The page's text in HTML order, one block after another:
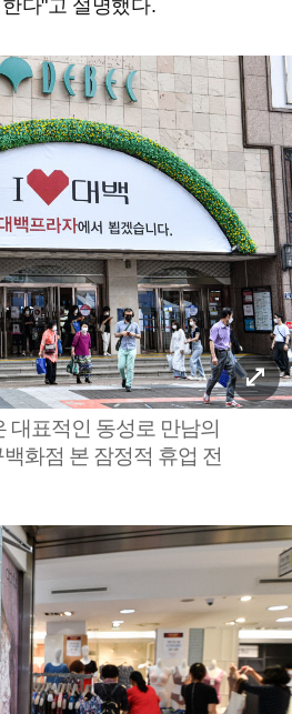
다"고 설명했다.
대표적인 동성로 만남의
화점 본 잠정적 휴업 전